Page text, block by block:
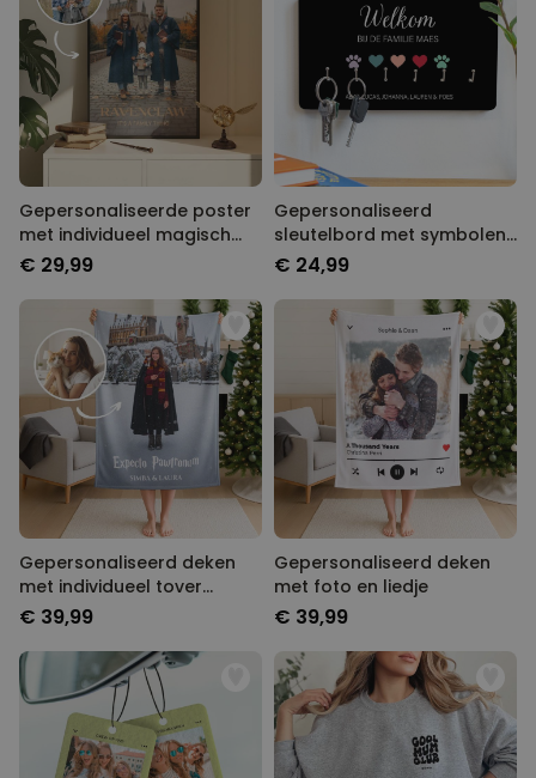
Gepersonaliseerde poster
met individueel magisch
design
€ 29,99
Gepersonaliseerd
sleutelbord met symbolen
en namen
€ 24,99
Gepersonaliseerd deken
met individueel tover
design
€ 39,99
Gepersonaliseerd deken
met foto en liedje
€ 39,99